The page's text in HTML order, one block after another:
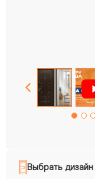
Выбрать